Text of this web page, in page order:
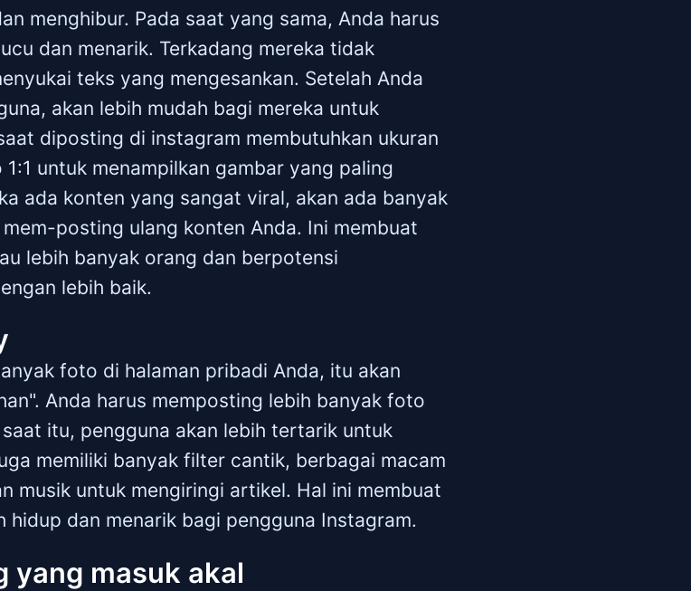
menghibur. Pada saat yang sama, Anda harus
dan menarik. Terkadang mereka tidak
teks yang mengesankan. Setelah Anda
akan lebih mudah bagi mereka untuk
diposting di instagram membutuhkan ukuran
untuk menampilkan gambar yang paling
ada konten yang sangat viral, akan ada banyak
posting ulang konten Anda. Ini membuat
lebih banyak orang dan berpotensi
lebih baik.
foto di halaman pribadi Anda, itu akan
Anda harus memposting lebih banyak foto
itu, pengguna akan lebih tertarik untuk
memiliki banyak filter cantik, berbagai macam
musik untuk mengiringi artikel. Hal ini membuat
dan menarik bagi pengguna Instagram.
yang masuk akal